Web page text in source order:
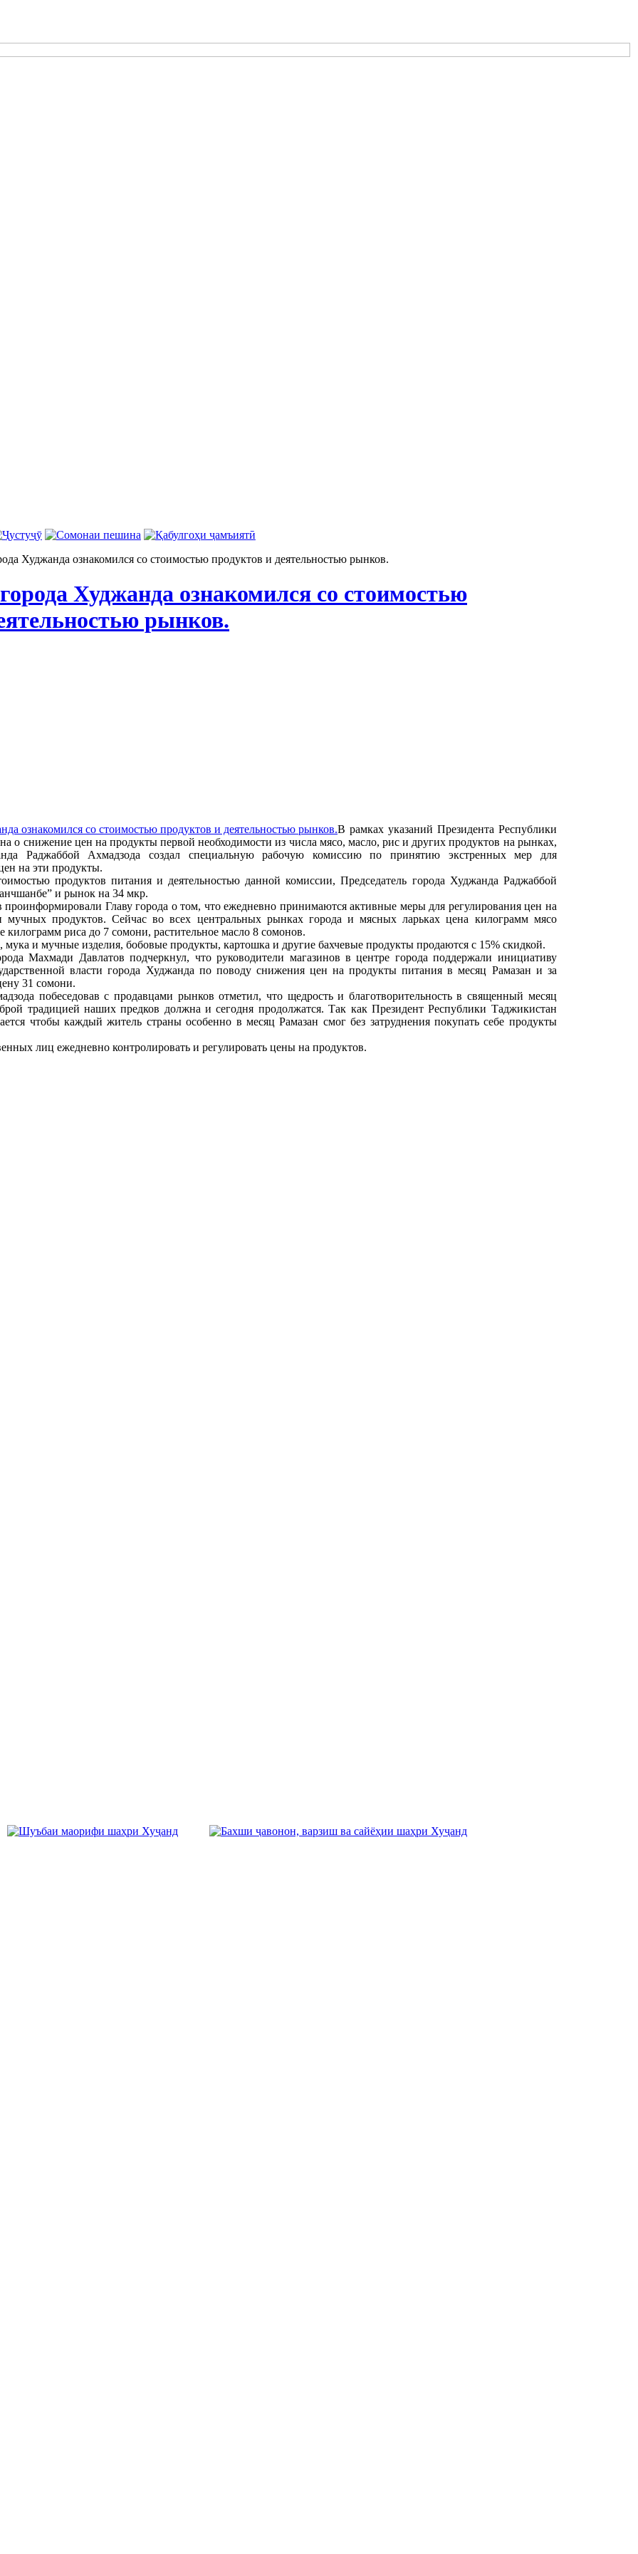
Худжанда ознакомился со стоимостью продуктов и деятельностью рынков.
Худжанда ознакомился со стоимостью
рынков.
В рамках указаний Президента Республики
о снижение цен на продукты первой необходимости из числа мясо, масло, рис и других продуктов на рынках,
Раджаббой Ахмадзода создал специальную рабочую комиссию по принятию экстренных мер для
на эти продукты.
продуктов питания и деятельностью данной комиссии, Председатель города Худжанда Раджаббой
и рынок на 34 мкр.
Главу города о том, что ежедневно принимаются активные меры для регулирования цен на
продуктов. Сейчас во всех центральных рынках города и мясных ларьках цена килограмм мясо
килограмм риса до 7 сомони, растительное масло 8 сомонов.
и мучные изделия, бобовые продукты, картошка и другие бахчевые продукты продаются с 15% скидкой.
Махмади Давлатов подчеркнул, что руководители магазинов в центре города поддержали инициативу
власти города Худжанда по поводу снижения цен на продукты питания в месяц Рамазан и за
31 сомони.
побеседовав с продавцами рынков отметил, что щедрость и благотворительность в священный месяц
традицией наших предков должна и сегодня продолжатся. Так как Президент Республики Таджикистан
чтобы каждый житель страны особенно в месяц Рамазан смог без затруднения покупать себе продукты
лиц ежедневно контролировать и регулировать цены на продуктов.